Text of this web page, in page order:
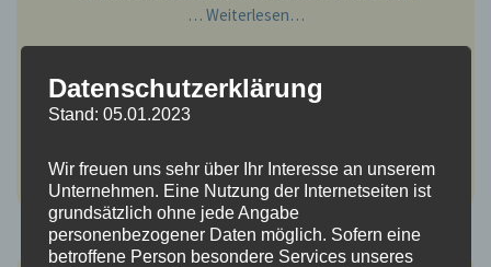
… Weiterlesen…
Datenschutzerklärung
Stand: 05.01.2023
Wir freuen uns sehr über Ihr Interesse an unserem
Unternehmen. Eine Nutzung der Internetseiten ist
grundsätzlich ohne jede Angabe
personenbezogener Daten möglich. Sofern eine
betroffene Person besondere Services unseres